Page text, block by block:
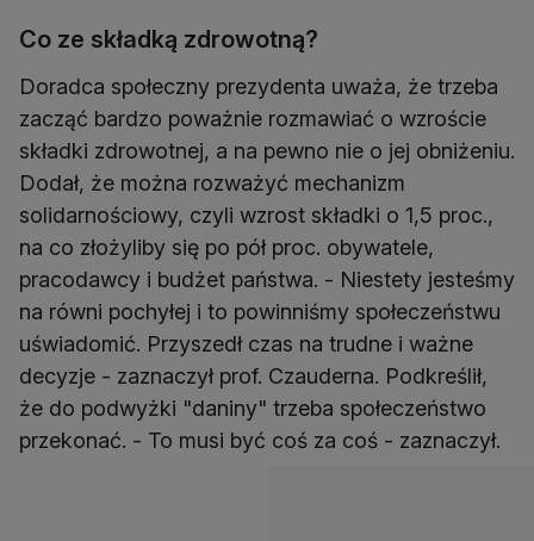
Co ze składką zdrowotną?
Doradca społeczny prezydenta uważa, że trzeba
zacząć bardzo poważnie rozmawiać o wzroście
składki zdrowotnej, a na pewno nie o jej obniżeniu.
Dodał, że można rozważyć mechanizm
solidarnościowy, czyli wzrost składki o 1,5 proc.,
na co złożyliby się po pół proc. obywatele,
pracodawcy i budżet państwa. - Niestety jesteśmy
na równi pochyłej i to powinniśmy społeczeństwu
uświadomić. Przyszedł czas na trudne i ważne
decyzje - zaznaczył prof. Czauderna. Podkreślił,
że do podwyżki "daniny" trzeba społeczeństwo
przekonać. - To musi być coś za coś - zaznaczył.